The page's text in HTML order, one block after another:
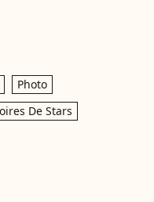
Photo
De Stars